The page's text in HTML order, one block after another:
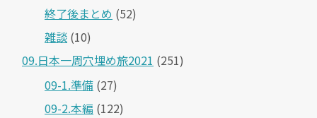
終了後まとめ (52)
雑談 (10)
09.日本一周穴埋め旅2021 (251)
09-1.準備 (27)
09-2.本編 (122)